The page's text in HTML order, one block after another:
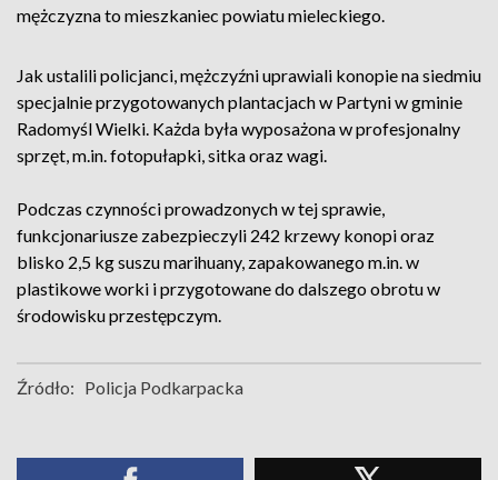
mężczyzna to mieszkaniec powiatu mieleckiego.
Jak ustalili policjanci, mężczyźni uprawiali konopie na siedmiu
specjalnie przygotowanych plantacjach w Partyni w gminie
Radomyśl Wielki. Każda była wyposażona w profesjonalny
sprzęt, m.in. fotopułapki, sitka oraz wagi.
Podczas czynności prowadzonych w tej sprawie,
funkcjonariusze zabezpieczyli 242 krzewy konopi oraz
blisko 2,5 kg suszu marihuany, zapakowanego m.in. w
plastikowe worki i przygotowane do dalszego obrotu w
środowisku przestępczym.
Źródło: Policja Podkarpacka